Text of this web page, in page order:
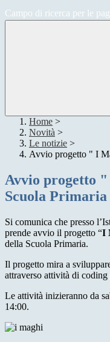
Campo di ricerca per le
Home >
Novità >
Le notizie >
Avvio progetto " I
Avvio progetto
Scuola Primaria
Si comunica che presso
prende avvio il progetto “I
della Scuola Primaria.
Il progetto mira a
attraverso attività di
Le attività inizieranno da
14:00.